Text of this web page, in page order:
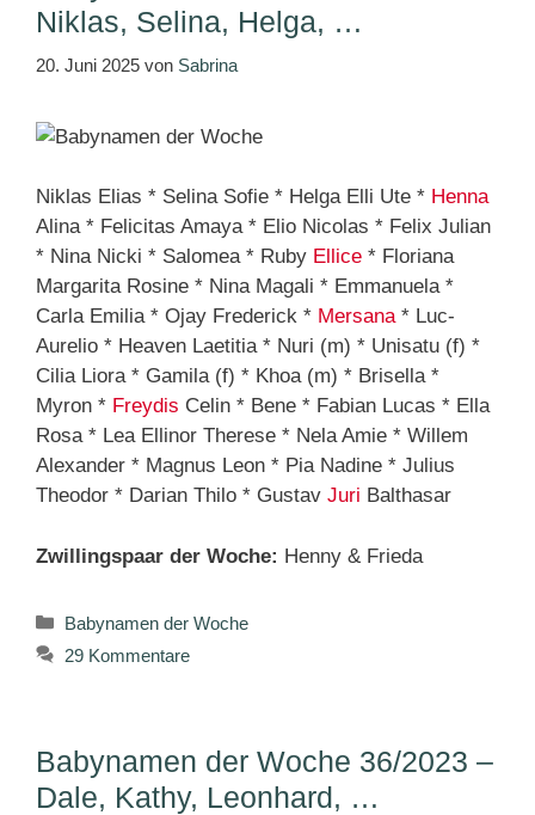
Niklas, Selina, Helga, …
20. Juni 2025 von Sabrina
Niklas Elias * Selina Sofie * Helga Elli Ute * Henna
Alina * Felicitas Amaya * Elio Nicolas * Felix Julian
* Nina Nicki * Salomea * Ruby Ellice * Floriana
Margarita Rosine * Nina Magali * Emmanuela *
Carla Emilia * Ojay Frederick * Mersana* Luc-
Aurelio * Heaven Laetitia * Nuri (m) * Unisatu (f) *
Cilia Liora * Gamila (f) * Khoa (m) * Brisella *
Myron * Freydis Celin * Bene * Fabian Lucas * Ella
Rosa * Lea Ellinor Therese * Nela Amie * Willem
Alexander * Magnus Leon * Pia Nadine * Julius
Theodor * Darian Thilo * Gustav Juri Balthasar
Zwillingspaar der Woche: Henny & Frieda
Kategorien
Babynamen der Woche
29 Kommentare
Babynamen der Woche 36/2023 –
Dale, Kathy, Leonhard, …